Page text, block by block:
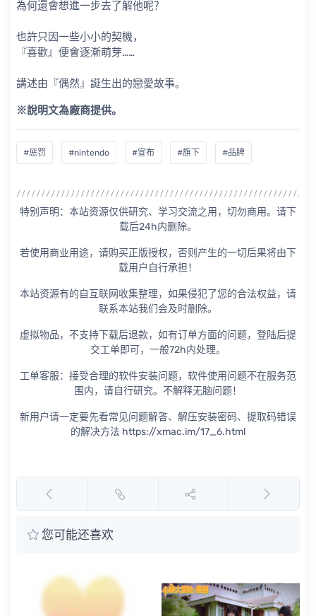
為何還會想進一步去了解他呢？
也許只因一些小小的契機，
『喜歡』便會逐漸萌芽……
講述由『偶然』誕生出的戀愛故事。
※說明文為廠商提供。
#惩罚 #nintendo #宣布 #旗下 #品牌
特别声明：本站资源仅供研究、学习交流之用，切勿商用。请下
载后24h内删除。
若使用商业用途，请购买正版授权，否则产生的一切后果将由下
载用户自行承担！
本站资源有的自互联网收集整理，如果侵犯了您的合法权益，请
联系本站我们会及时删除。
虚拟物品，不支持下载后退款，如有订单方面的问题，登陆后提
交工单即可，一般72h内处理。
工单客服：接受合理的软件安装问题，软件使用问题不在服务范
围内，请自行研究。不解释无脑问题！
新用户请一定要先看常见问题解答、解压安装密码、提取码错误
的解决方法 https://xmac.im/17_6.html
您可能还喜欢